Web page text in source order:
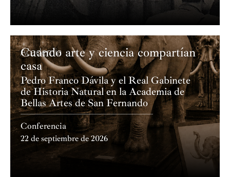
Academia
Cuando arte y ciencia compartían
casa
Pedro Franco Dávila y el Real Gabinete
de Historia Natural en la Academia de
Bellas Artes de San Fernando
Conferencia
22 de septiembre de 2026